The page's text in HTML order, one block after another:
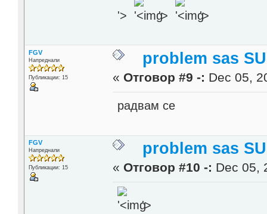
'> '> '>
FGV
Напреднали
Публикации: 15
problem sas
« Отговор #9 -: Dec 05,
радвам се
FGV
Напреднали
Публикации: 15
problem sas
« Отговор #10 -: Dec 05,
'>